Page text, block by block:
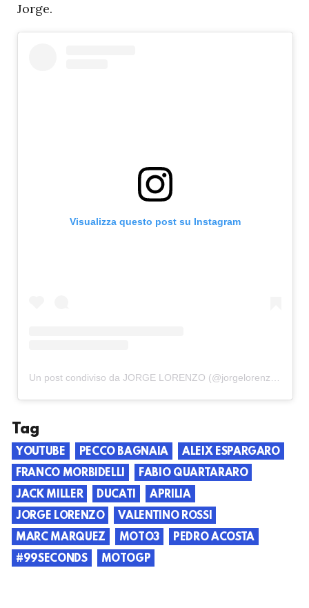
Jorge.
Visualizza questo post su Instagram
Tag
YOUTUBE PECCO BAGNAIA
ALEIX ESPARGARO
FRANCO MORBIDELLI
FABIO QUARTARARO
JACK MILLER
DUCATI
APRILIA
JORGE LORENZO
VALENTINO ROSSI
MARC MARQUEZ
MOTO3
PEDRO ACOSTA
#99SECONDS
MOTOGP